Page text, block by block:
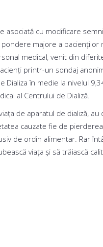
cu modificare
majore a pacienţilor
medical, venit din
printr-un sondaj
în medie la nivelul
al Centrului de Dializă.
de aparatul de dializă,
cauzate fie de
de ordin alimentar. Rar
viața și să trăiască